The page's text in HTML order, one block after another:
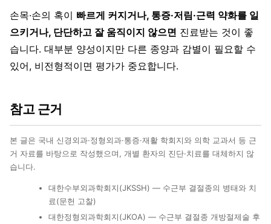
손목·손의 혹이 빠르게 커지거나, 통증·저림·근력 약화를 일
으키거나, 단단하고 잘 움직이지 않으면 진료받는 것이 좋
습니다. 대부분 양성이지만 다른 종양과 감별이 필요할 수
있어, 비전형적이면 평가가 중요합니다.
참고 근거
본 글은 국내 신경외과·정형외과·통증·재활 학회지와 의학 교과서 등 근
거 자료를 바탕으로 작성했으며, 개별 환자의 진단·치료를 대체하지 않
습니다.
대한수부외과학회지(JKSSH) — 수근부 결절종의 병태와 치
료(문헌 고찰)
대한정형외과학회지(JKOA) — 수근부 결절종 개방절제술 후